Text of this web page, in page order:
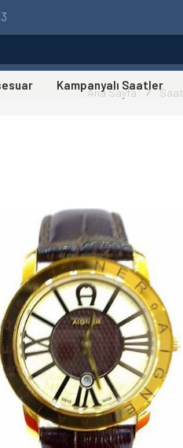
Kampanyalı Saatler
Ana Sayfa Saat